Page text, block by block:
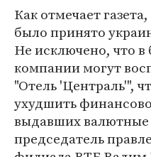
Как отмечает
было принято
Не исключено, что
компании могут
"Отель 'Централь'",
ухудшить
выдавших
председатель